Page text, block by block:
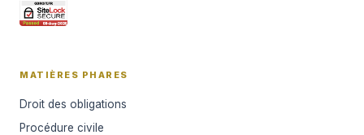
MATIÈRES PHARES
Droit des obligations
Procédure civile